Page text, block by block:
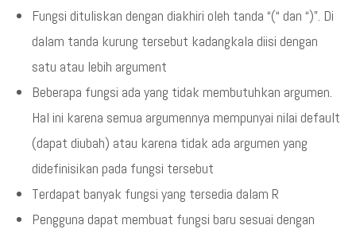
Fungsi dituliskan dengan diakhiri oleh tanda “(“ dan “)”. Di
dalam tanda kurung tersebut kadangkala diisi dengan
satu atau lebih argument
Beberapa fungsi ada yang tidak membutuhkan argumen.
Hal ini karena semua argumennya mempunyai nilai default
(dapat diubah) atau karena tidak ada argumen yang
didefinisikan pada fungsi tersebut
Terdapat banyak fungsi yang tersedia dalam R
Pengguna dapat membuat fungsi baru sesuai dengan